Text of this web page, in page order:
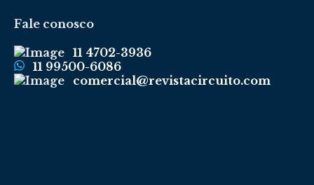
Fale conosco
11 4702-3936
11 99500-6086
comercial@revistacircuito.com